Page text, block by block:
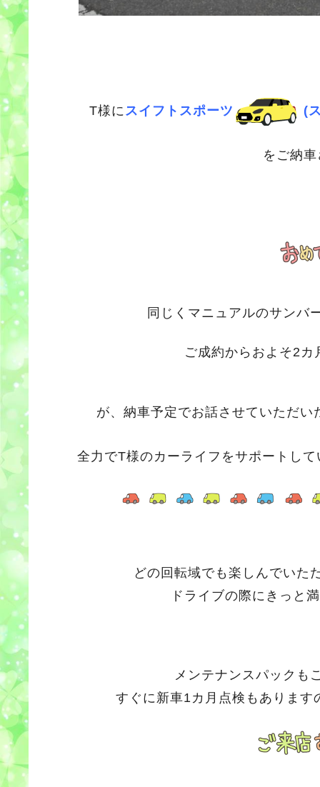
T様に スイフトスポーツ (
をご納
同じくマニュアルのサンバ
ご成約からおよそ2
が、納車予定でお話させていただ
全力でT様のカーライフをサポートし
どの回転域でも楽しんでいた
ドライブの際にきっと
メンテナンスパックも
すぐに新車1カ月点検もありま